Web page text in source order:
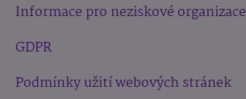
Informace pro neziskové organizace
GDPR
Podmínky užití webových stránek